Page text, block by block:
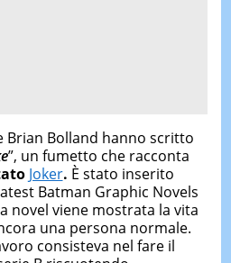
Brian Bolland hanno scritto
”, un fumetto che racconta
Joker. È stato inserito
Batman Graphic Novels
novel viene mostrata la vita
una persona normale.
consisteva nel fare il